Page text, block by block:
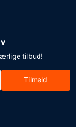
tilbud!
Tilmeld